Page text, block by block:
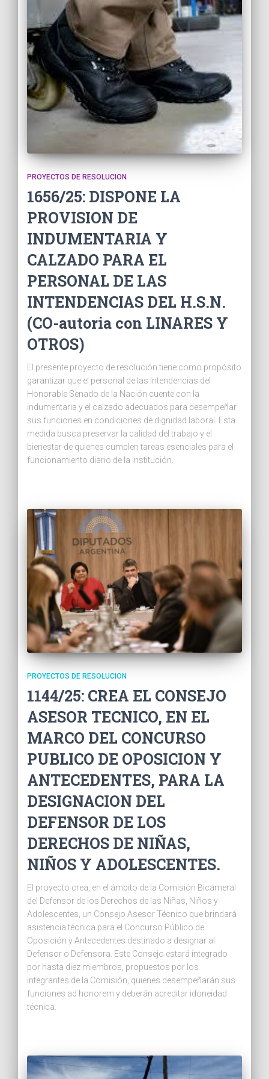
PROYECTOS DE RESOLUCION
1656/25: DISPONE LA
PROVISION DE
INDUMENTARIA Y
CALZADO PARA EL
PERSONAL DE LAS
INTENDENCIAS DEL H.S.N.
(CO-autoria con LINARES Y
OTROS)
El presente proyecto de resolución tiene como propósito
garantizar que el personal de las Intendencias del
Honorable Senado de la Nación cuente con la
indumentaria y el calzado adecuados para desempeñar
sus funciones en condiciones de dignidad laboral. Esta
medida busca preservar la calidad del trabajo y el
bienestar de quienes cumplen tareas esenciales para el
funcionamiento diario de la institución.
PROYECTOS DE RESOLUCION
1144/25: CREA EL CONSEJO
ASESOR TECNICO, EN EL
MARCO DEL CONCURSO
PUBLICO DE OPOSICION Y
ANTECEDENTES, PARA LA
DESIGNACION DEL
DEFENSOR DE LOS
DERECHOS DE NIÑAS,
NIÑOS Y ADOLESCENTES.
El proyecto crea, en el ámbito de la Comisión Bicameral
del Defensor de los Derechos de las Niñas, Niños y
Adolescentes, un Consejo Asesor Técnico que brindará
asistencia técnica para el Concurso Público de
Oposición y Antecedentes destinado a designar al
Defensor o Defensora. Este Consejo estará integrado
por hasta diez miembros, propuestos por los
integrantes de la Comisión, quienes desempeñarán sus
funciones ad honorem y deberán acreditar idoneidad
técnica.